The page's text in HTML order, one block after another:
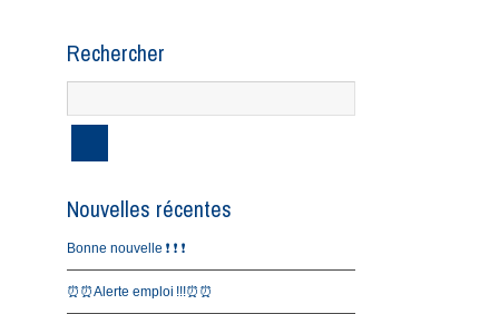
Rechercher
Nouvelles récentes
Bonne nouvelle ❗️ ❗️ ❗️
⏰⏰Alerte emploi !!!⏰⏰